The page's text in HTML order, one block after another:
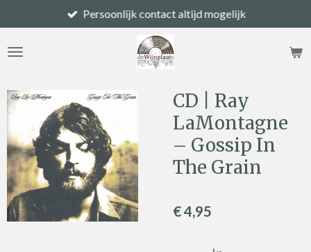
direct
naar
Persoonlijk contact altijd mogelijk
CD | Ray
LaMontagne
– Gossip In
The Grain
€ 4,95